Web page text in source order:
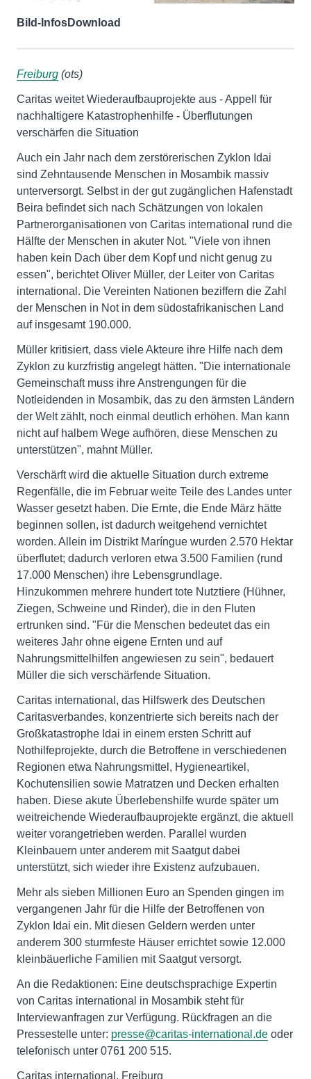
Bild-InfosDownload
Freiburg (ots)
Caritas weitet Wiederaufbauprojekte aus - Appell für
nachhaltigere Katastrophenhilfe - Überflutungen
verschärfen die Situation
Auch ein Jahr nach dem zerstörerischen Zyklon Idai
sind Zehntausende Menschen in Mosambik massiv
unterversorgt. Selbst in der gut zugänglichen Hafenstadt
Beira befindet sich nach Schätzungen von lokalen
Partnerorganisationen von Caritas international rund die
Hälfte der Menschen in akuter Not. "Viele von ihnen
haben kein Dach über dem Kopf und nicht genug zu
essen", berichtet Oliver Müller, der Leiter von Caritas
international. Die Vereinten Nationen beziffern die Zahl
der Menschen in Not in dem südostafrikanischen Land
auf insgesamt 190.000.
Müller kritisiert, dass viele Akteure ihre Hilfe nach dem
Zyklon zu kurzfristig angelegt hätten. "Die internationale
Gemeinschaft muss ihre Anstrengungen für die
Notleidenden in Mosambik, das zu den ärmsten Ländern
der Welt zählt, noch einmal deutlich erhöhen. Man kann
nicht auf halbem Wege aufhören, diese Menschen zu
unterstützen", mahnt Müller.
Verschärft wird die aktuelle Situation durch extreme
Regenfälle, die im Februar weite Teile des Landes unter
Wasser gesetzt haben. Die Ernte, die Ende März hätte
beginnen sollen, ist dadurch weitgehend vernichtet
worden. Allein im Distrikt Maríngue wurden 2.570 Hektar
überflutet; dadurch verloren etwa 3.500 Familien (rund
17.000 Menschen) ihre Lebensgrundlage.
Hinzukommen mehrere hundert tote Nutztiere (Hühner,
Ziegen, Schweine und Rinder), die in den Fluten
ertrunken sind. "Für die Menschen bedeutet das ein
weiteres Jahr ohne eigene Ernten und auf
Nahrungsmittelhilfen angewiesen zu sein", bedauert
Müller die sich verschärfende Situation.
Caritas international, das Hilfswerk des Deutschen
Caritasverbandes, konzentrierte sich bereits nach der
Großkatastrophe Idai in einem ersten Schritt auf
Nothilfeprojekte, durch die Betroffene in verschiedenen
Regionen etwa Nahrungsmittel, Hygieneartikel,
Kochutensilien sowie Matratzen und Decken erhalten
haben. Diese akute Überlebenshilfe wurde später um
weitreichende Wiederaufbauprojekte ergänzt, die aktuell
weiter vorangetrieben werden. Parallel wurden
Kleinbauern unter anderem mit Saatgut dabei
unterstützt, sich wieder ihre Existenz aufzubauen.
Mehr als sieben Millionen Euro an Spenden gingen im
vergangenen Jahr für die Hilfe der Betroffenen von
Zyklon Idai ein. Mit diesen Geldern werden unter
anderem 300 sturmfeste Häuser errichtet sowie 12.000
kleinbäuerliche Familien mit Saatgut versorgt.
An die Redaktionen: Eine deutschsprachige Expertin
von Caritas international in Mosambik steht für
Interviewanfragen zur Verfügung. Rückfragen an die
Pressestelle unter: presse@caritas-international.de oder
telefonisch unter 0761 200 515.
Caritas international, Freiburg